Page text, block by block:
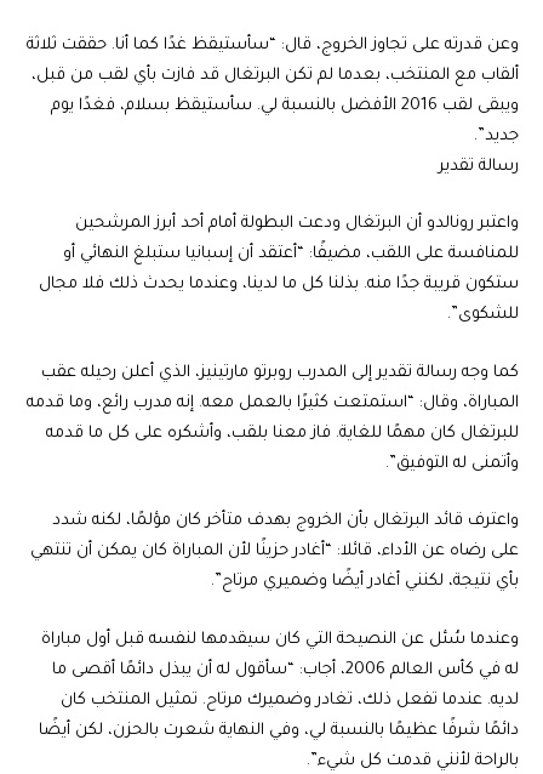
وعن قدرته على تجاوز الخروج، قال: “سأستيقظ غدًا كما أنا. حققت ثلاثة
ألقاب مع المنتخب، بعدما لم تكن البرتغال قد فازت بأي لقب من قبل،
ويبقى لقب 2016 الأفضل بالنسبة لي. سأستيقظ بسلام، فغدًا يوم
جديد”.
رسالة تقدير
واعتبر رونالدو أن البرتغال ودعت البطولة أمام أحد أبرز المرشحين
للمنافسة على اللقب، مضيفًا: “أعتقد أن إسبانيا ستبلغ النهائي أو
ستكون قريبة جدًا منه. بذلنا كل ما لدينا، وعندما يحدث ذلك فلا مجال
للشكوى”.
كما وجه رسالة تقدير إلى المدرب روبرتو مارتينيز، الذي أعلن رحيله عقب
المباراة، وقال: “استمتعت كثيرًا بالعمل معه. إنه مدرب رائع، وما قدمه
للبرتغال كان مهمًا للغاية. فاز معنا بلقب، وأشكره على كل ما قدمه
وأتمنى له التوفيق”.
واعترف قائد البرتغال بأن الخروج بهدف متأخر كان مؤلمًا، لكنه شدد
على رضاه عن الأداء، قائلا: “أغادر حزينًا لأن المباراة كان يمكن أن تنتهي
بأي نتيجة، لكنني أغادر أيضًا وضميري مرتاح”.
وعندما سُئل عن النصيحة التي كان سيقدمها لنفسه قبل أول مباراة
له في كأس العالم 2006، أجاب: “سأقول له أن يبذل دائمًا أقصى ما
لديه. عندما تفعل ذلك، تغادر وضميرك مرتاح. تمثيل المنتخب كان
دائمًا شرفًا عظيمًا بالنسبة لي، وفي النهاية شعرت بالحزن، لكن أيضًا
بالراحة لأنني قدمت كل شيء”.